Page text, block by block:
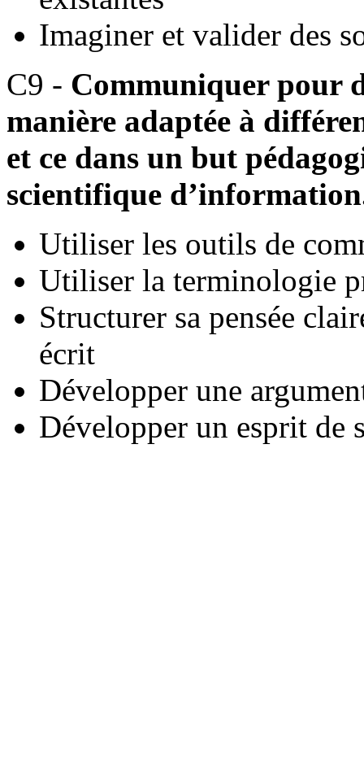
Imaginer et valider des
C9 - Communiquer pour
manière adaptée à
et ce dans un but
scientifique
Utiliser les outils de
Utiliser la terminologie
Structurer sa pensée
écrit
Développer une
Développer un esprit de